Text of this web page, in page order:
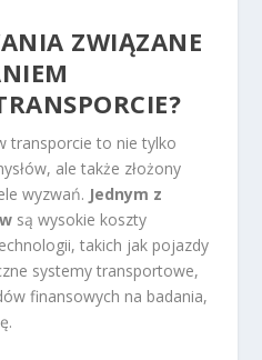
ZWIĄZANE
transporcie to nie tylko
ale także złożony
wyzwań. Jednym z
są wysokie koszty
takich jak pojazdy
systemy transportowe,
finansowych na badania,